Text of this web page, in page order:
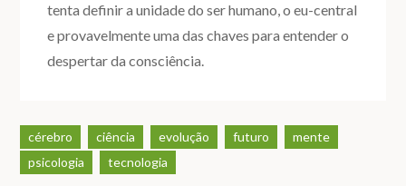
tenta definir a unidade do ser humano, o eu-central
e provavelmente uma das chaves para entender o
despertar da consciência.
cérebro ciência evolução futuro
mente
psicologia
tecnologia